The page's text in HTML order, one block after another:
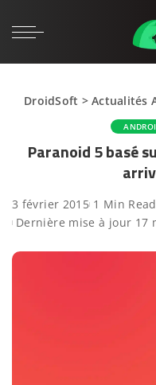
DroidSoft >Actualités
Paranoid 5 basé
3 février 2015 1 Min Read
Dernière mise à jour 17